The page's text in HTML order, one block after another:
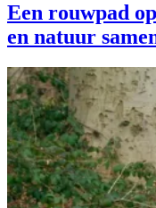
Een rouwpad
en natuur